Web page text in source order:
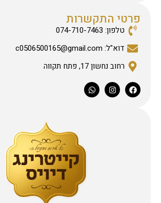
פרטי התקשרות
טלפון: 074-710-7463
דוא"ל: c0506500165@gmail.com
רחוב נחשון 17, פתח תקווה